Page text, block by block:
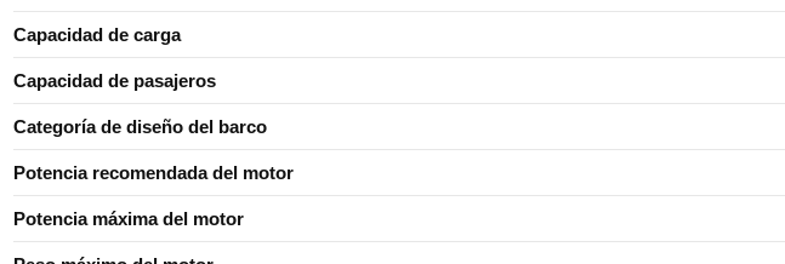
Capacidad de carga
Capacidad de pasajeros
Categoría de diseño del barco
Potencia recomendada del motor
Potencia máxima del motor